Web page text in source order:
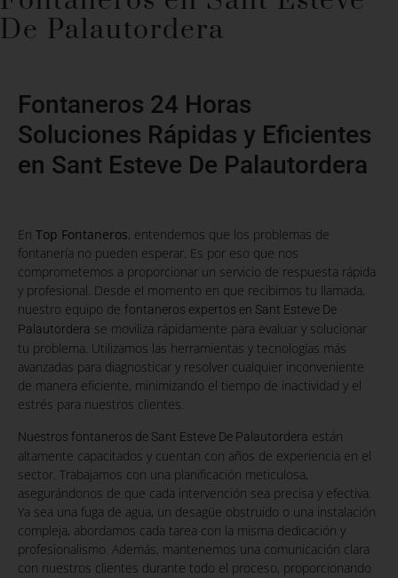
De Palautordera
Fontaneros 24 Horas
Soluciones Rápidas y Eficientes
en Sant Esteve De Palautordera
En Top Fontaneros, entendemos que los problemas de
fontanería no pueden esperar. Es por eso que nos
comprometemos a proporcionar un servicio de respuesta rápida
y profesional. Desde el momento en que recibimos tu llamada,
nuestro equipo de fontaneros expertos en Sant Esteve De
Palautordera se moviliza rápidamente para evaluar y solucionar
tu problema. Utilizamos las herramientas y tecnologías más
avanzadas para diagnosticar y resolver cualquier inconveniente
de manera eficiente, minimizando el tiempo de inactividad y el
estrés para nuestros clientes.
Nuestros fontaneros de Sant Esteve De Palautordera están
altamente capacitados y cuentan con años de experiencia en el
sector. Trabajamos con una planificación meticulosa,
asegurándonos de que cada intervención sea precisa y efectiva.
Ya sea una fuga de agua, un desagüe obstruido o una instalación
compleja, abordamos cada tarea con la misma dedicación y
profesionalismo. Además, mantenemos una comunicación clara
con nuestros clientes durante todo el proceso, proporcionando